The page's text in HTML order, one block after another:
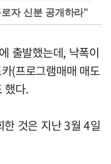
자 신분 공개하라"
출발했는데, 낙폭이
(프로그램매매 매도
했다.
것은 지난 3월 4일